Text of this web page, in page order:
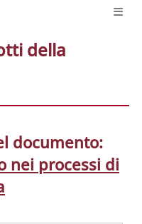
della
documento:
nei processi di